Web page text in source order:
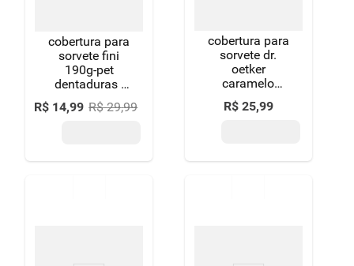
cobertura para
sorvete fini
190g-pet
dentaduras -
sabor
morango e
R$ 14,99 R$ 29,99
cobertura para
sorvete dr.
oetker
caramelo
190g
R$ 25,99